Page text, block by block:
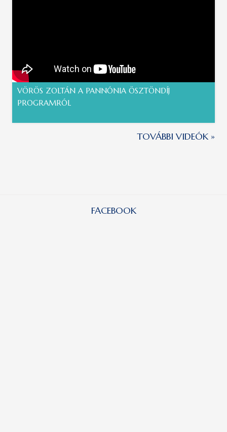
VÖRÖS ZOLTÁN A PANNÓNIA ÖSZTÖNDÍJ
PROGRAMRÓL
TOVÁBBI VIDEÓK »
FACEBOOK